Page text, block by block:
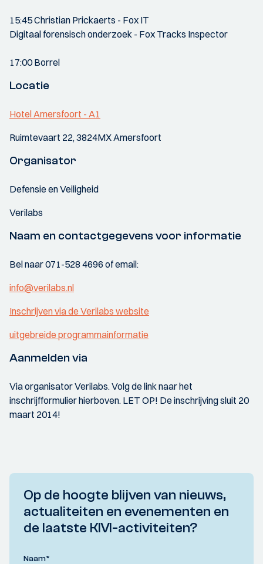
15:45 Christian Prickaerts - Fox IT
Digitaal forensisch onderzoek - Fox Tracks Inspector
17:00 Borrel
Locatie
Hotel Amersfoort - A1
Ruimtevaart 22, 3824MX Amersfoort
Organisator
Defensie en Veiligheid
Verilabs
Naam en contactgegevens voor informatie
Bel naar 071-528 4696 of email:
info@verilabs.nl
Inschrijven via de Verilabs website
uitgebreide programmainformatie
Aanmelden via
Via organisator Verilabs. Volg de link naar het
inschrijfformulier hierboven. LET OP! De inschrijving sluit 20
maart 2014!
Op de hoogte blijven van nieuws,
actualiteiten en evenementen en
de laatste KIVI-activiteiten?
Naam*